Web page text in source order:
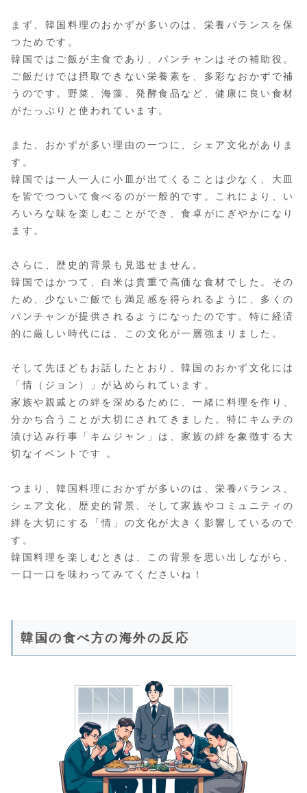
まず、韓国料理のおかずが多いのは、栄養バランスを保
つためです。
韓国ではご飯が主食であり、パンチャンはその補助役。
ご飯だけでは摂取できない栄養素を、多彩なおかずで補
うのです。野菜、海藻、発酵食品など、健康に良い食材
がたっぷりと使われています。
また、おかずが多い理由の一つに、シェア文化がありま
す。
韓国では一人一人に小皿が出てくることは少なく、大皿
を皆でつついて食べるのが一般的です。これにより、い
ろいろな味を楽しむことができ、食卓がにぎやかになり
ます。
さらに、歴史的背景も見逃せません。
韓国ではかつて、白米は貴重で高価な食材でした。その
ため、少ないご飯でも満足感を得られるように、多くの
パンチャンが提供されるようになったのです。特に経済
的に厳しい時代には、この文化が一層強まりました。
そして先ほどもお話したとおり、韓国のおかず文化には
「情（ジョン）」が込められています。
家族や親戚との絆を深めるために、一緒に料理を作り、
分かち合うことが大切にされてきました。特にキムチの
漬け込み行事「キムジャン」は、家族の絆を象徴する大
切なイベントです​ 。
つまり、韓国料理におかずが多いのは、栄養バランス、
シェア文化、歴史的背景、そして家族やコミュニティの
絆を大切にする「情」の文化が大きく影響しているので
す。
韓国料理を楽しむときは、この背景を思い出しながら、
一口一口を味わってみてくださいね！
韓国の食べ方の海外の反応